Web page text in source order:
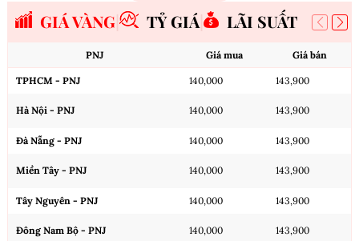
GIÁ VÀNG TỶ GIÁ LÃI SUẤT
PNJ Giá mua Giá bán
TPHCM - PNJ 140,000 143,900
Hà Nội - PNJ 140,000 143,900
Đà Nẵng - PNJ 140,000 143,900
Miền Tây - PNJ 140,000 143,900
Tây Nguyên - PNJ 140,000 143,900
Đông Nam Bộ - PNJ 140,000 143,900